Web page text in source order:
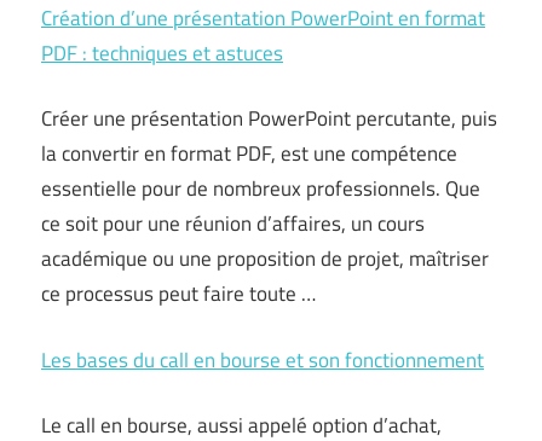
Création d’une présentation PowerPoint en format
PDF : techniques et astuces
Créer une présentation PowerPoint percutante, puis
la convertir en format PDF, est une compétence
essentielle pour de nombreux professionnels. Que
ce soit pour une réunion d’affaires, un cours
académique ou une proposition de projet, maîtriser
ce processus peut faire toute …
Les bases du call en bourse et son fonctionnement
Le call en bourse, aussi appelé option d’achat,